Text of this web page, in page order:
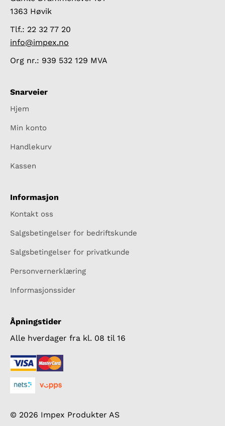
1363 Høvik
Tlf.: 22 32 77 20
info@impex.no
Org nr.: 939 532 129 MVA
Snarveier
Hjem
Min konto
Handlekurv
Kassen
Informasjon
Kontakt oss
Salgsbetingelser for bedriftskunde
Salgsbetingelser for privatkunde
Personvernerklæring
Informasjonssider
Åpningstider
Alle hverdager fra kl. 08 til 16
© 2026 Impex Produkter AS